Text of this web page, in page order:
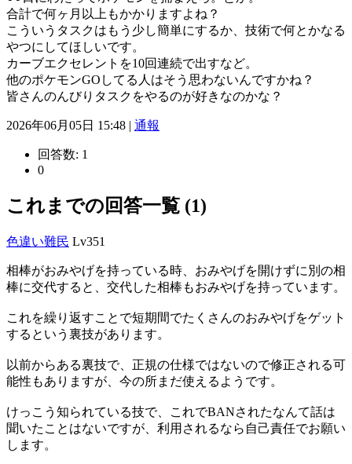
合計で何ヶ月以上もかかりますよね？
こういうタスクはもう少し簡単にするか、技術で何とかなる
やつにしてほしいです。
カーブエクセレントを10回連続で出すなど。
他のポケモンGOしてる人はそう思わないんですかね？
皆さんのんびりタスクをやるのが好きなのかな？
2026年06月05日 15:48 | 通報
回答数: 1
0
これまでの回答一覧 (1)
色違い難民 Lv351
相棒がおみやげを持っている時、おみやげを開けずに別の相
棒に交代すると、交代した相棒もおみやげを持っています。
これを繰り返すことで短期間でたくさんのおみやげをゲット
するという裏技があります。
以前からある裏技で、正規の仕様ではないので修正される可
能性もありますが、今の所まだ使えるようです。
けっこう知られている技で、これでBANされたなんて話は
聞いたことはないですが、利用されるなら自己責任でお願い
します。